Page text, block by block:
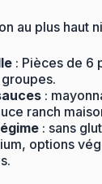
au plus haut
: Pièces de 6
:
ranch
: sans
options